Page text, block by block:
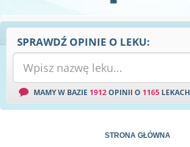
SPRAWDŹ OPINIE O LEKU:
MAMY W BAZIE 1912OPINII O 1165 LEKACH
STRONA GŁÓWNA